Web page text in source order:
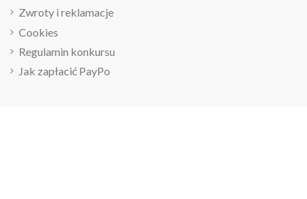
Zwroty i reklamacje
Cookies
Regulamin konkursu
Jak zapłacić PayPo